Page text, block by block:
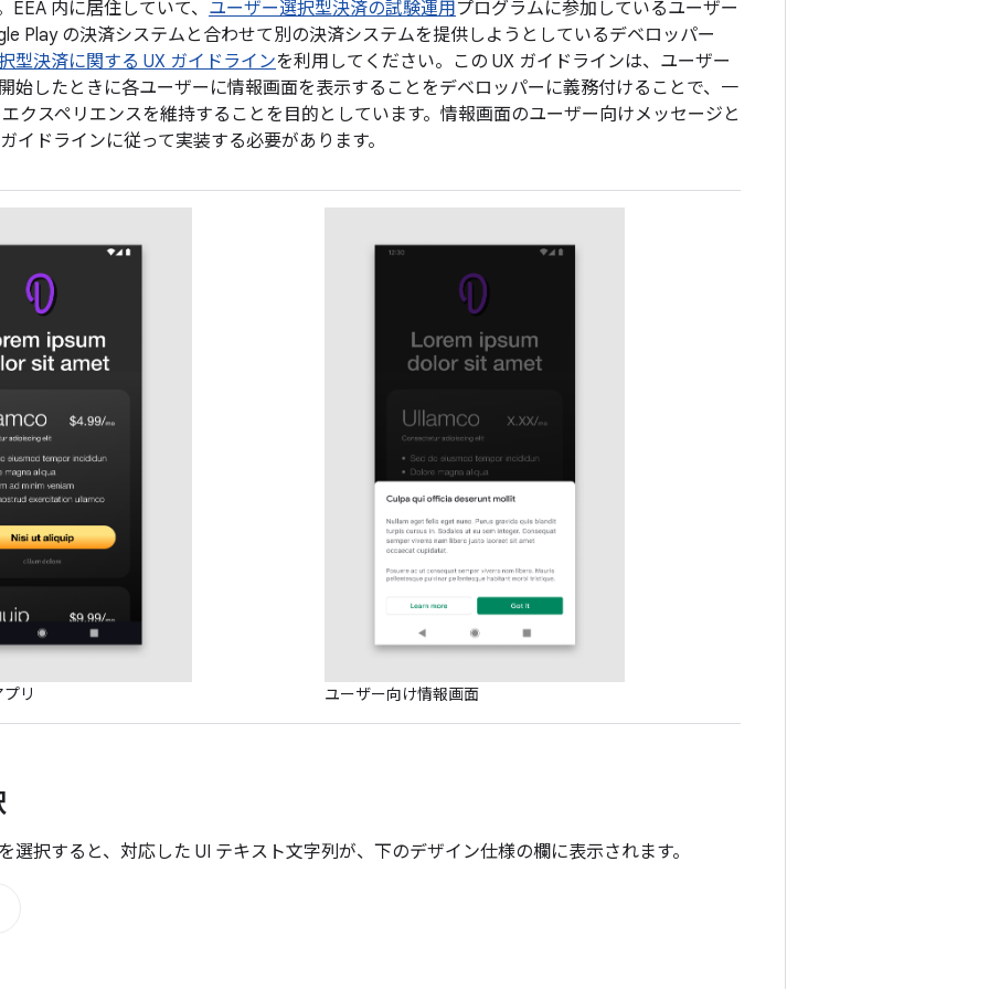
EEA 内に居住していて、 ユーザー選択型決済の試験運用プログラムに参加しているユーザー
Play の決済システムと合わせて別の決済システムを提供しようとしているデベロッパー
型決済に関する UX ガイドラインを利用してください。この UX ガイドラインは、ユーザー
始したときに各ユーザーに情報画面を表示することをデベロッパーに義務付けることで、一
クスペリエンスを維持することを目的としています。情報画面のユーザー向けメッセージと
イドラインに従って実装する必要があります。
リ ユーザー向け情報画面
選択すると、対応した UI テキスト文字列が、下のデザイン仕様の欄に表示されます。